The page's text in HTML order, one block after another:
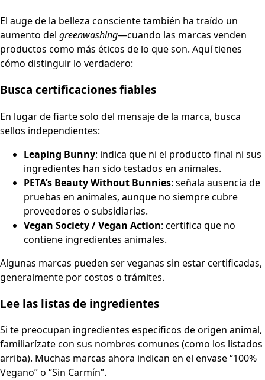
El auge de la belleza consciente también ha traído un
aumento del greenwashing—cuando las marcas venden
productos como más éticos de lo que son. Aquí tienes
cómo distinguir lo verdadero:
Busca certificaciones fiables
En lugar de fiarte solo del mensaje de la marca, busca
sellos independientes:
Leaping Bunny: indica que ni el producto final ni sus
ingredientes han sido testados en animales.
PETA’s Beauty Without Bunnies: señala ausencia de
pruebas en animales, aunque no siempre cubre
proveedores o subsidiarias.
Vegan Society / Vegan Action: certifica que no
contiene ingredientes animales.
Algunas marcas pueden ser veganas sin estar certificadas,
generalmente por costos o trámites.
Lee las listas de ingredientes
Si te preocupan ingredientes específicos de origen animal,
familiarízate con sus nombres comunes (como los listados
arriba). Muchas marcas ahora indican en el envase “100%
Vegano” o “Sin Carmín”.